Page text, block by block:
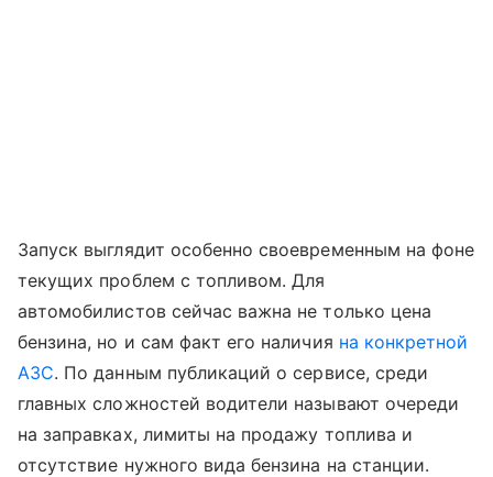
Запуск выглядит особенно своевременным на фоне
текущих проблем с топливом. Для
автомобилистов сейчас важна не только цена
бензина, но и сам факт его наличия на конкретной
АЗС. По данным публикаций о сервисе, среди
главных сложностей водители называют очереди
на заправках, лимиты на продажу топлива и
отсутствие нужного вида бензина на станции.